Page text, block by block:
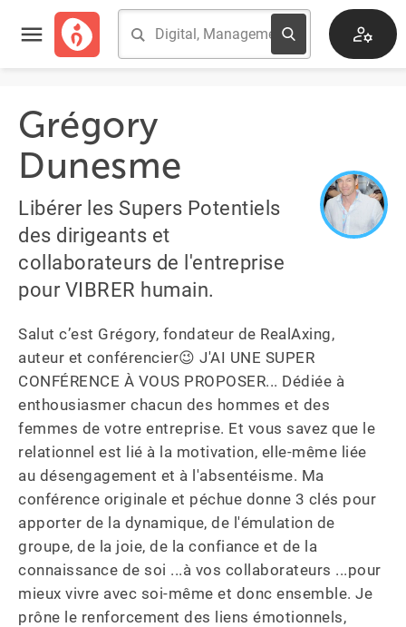
Grégory
Dunesme
Libérer les Supers Potentiels
des dirigeants et
collaborateurs de l'entreprise
pour VIBRER humain.
Salut c’est Grégory, fondateur de RealAxing,
auteur et conférencier😉 J'AI UNE SUPER
CONFÉRENCE À VOUS PROPOSER... Dédiée à
enthousiasmer chacun des hommes et des
femmes de votre entreprise. Et vous savez que le
relationnel est lié à la motivation, elle-même liée
au désengagement et à l'absentéisme. Ma
conférence originale et péchue donne 3 clés pour
apporter de la dynamique, de l'émulation de
groupe, de la joie, de la confiance et de la
connaissance de soi ...à vos collaborateurs ...pour
mieux vivre avec soi-même et donc ensemble. Je
prône le renforcement des liens émotionnels,